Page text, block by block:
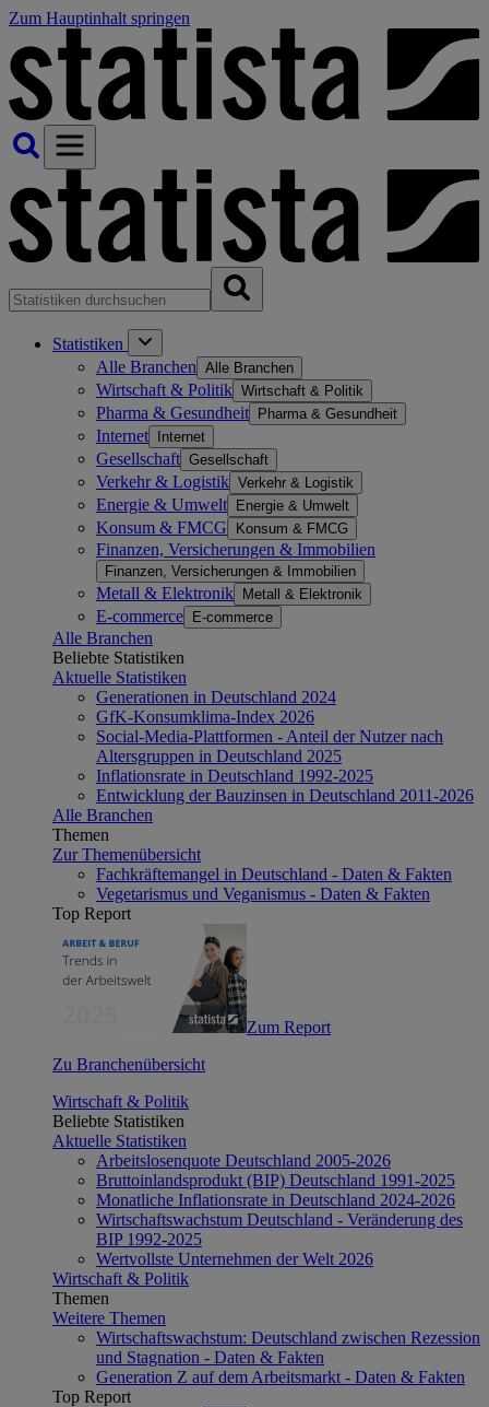
Zum Hauptinhalt springen
Statistiken
Alle Branchen Alle Branchen
Wirtschaft & Politik Wirtschaft & Politik
Pharma & Gesundheit Pharma & Gesundheit
Internet Internet
Gesellschaft Gesellschaft
Verkehr & Logistik Verkehr & Logistik
Energie & Umwelt Energie & Umwelt
Konsum & FMCG Konsum & FMCG
Finanzen, Versicherungen & Immobilien
Finanzen, Versicherungen & Immobilien
Metall & Elektronik Metall & Elektronik
E-commerce E-commerce
Alle Branchen
Beliebte Statistiken
Aktuelle Statistiken
Generationen in Deutschland 2024
GfK-Konsumklima-Index 2026
Social-Media-Plattformen - Anteil der Nutzer nach
Altersgruppen in Deutschland 2025
Inflationsrate in Deutschland 1992-2025
Entwicklung der Bauzinsen in Deutschland 2011-2026
Alle Branchen
Themen
Zur Themenübersicht
Fachkräftemangel in Deutschland - Daten & Fakten
Vegetarismus und Veganismus - Daten & Fakten
Top Report
Zum Report
Zu Branchenübersicht
Wirtschaft & Politik
Beliebte Statistiken
Aktuelle Statistiken
Arbeitslosenquote Deutschland 2005-2026
Bruttoinlandsprodukt (BIP) Deutschland 1991-2025
Monatliche Inflationsrate in Deutschland 2024-2026
Wirtschaftswachstum Deutschland - Veränderung des
BIP 1992-2025
Wertvollste Unternehmen der Welt 2026
Wirtschaft & Politik
Themen
Weitere Themen
Wirtschaftswachstum: Deutschland zwischen Rezession
und Stagnation - Daten & Fakten
Generation Z auf dem Arbeitsmarkt - Daten & Fakten
Top Report